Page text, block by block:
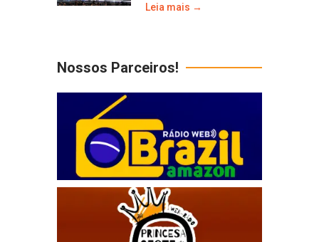
Leia mais →
Nossos Parceiros!